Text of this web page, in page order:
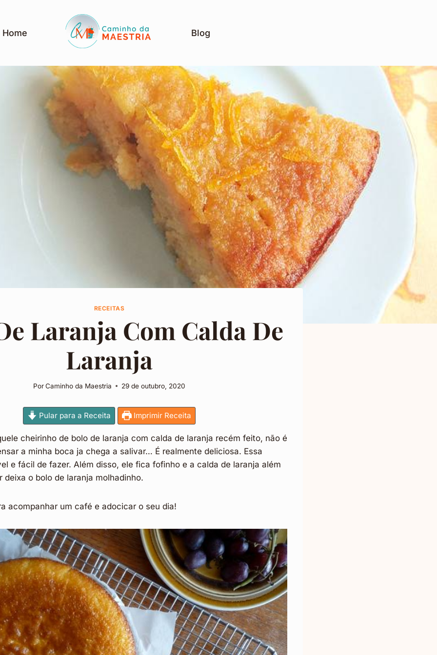
Home Blog
RECEITAS
Laranja Com Calda De
Laranja
PorCaminho da Maestria 29 de outubro, 2020
Pular para a Receita Imprimir Receita
cheirinho de bolo de laranja com calda de laranja recém feito, não é
a minha boca ja chega a salivar… É realmente deliciosa. Essa
e fácil de fazer. Além disso, ele fica fofinho e a calda de laranja além
deixa o bolo de laranja molhadinho.
acompanhar um café e adocicar o seu dia!